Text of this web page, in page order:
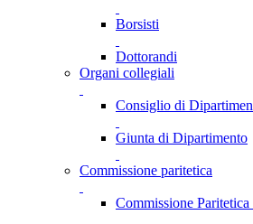
Borsisti
Dottorandi
Organi collegiali
Consiglio di
Giunta di Dipartimento
Commissione paritetica
Commissione